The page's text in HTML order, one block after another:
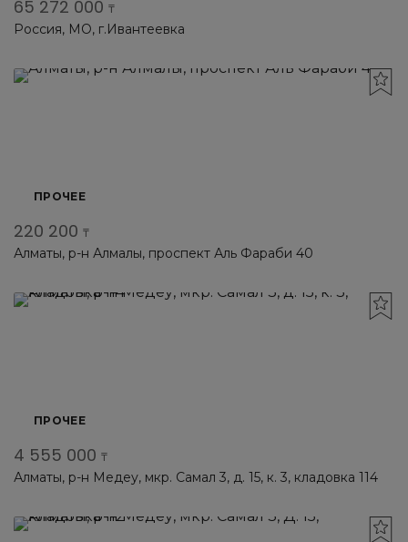
65 272 000 ₸
Россия, МО, г.Ивантеевка
ПРОЧЕЕ
220 200 ₸
Алматы, р-н Алмалы, проспект Аль Фараби 40
ПРОЧЕЕ
4 555 000 ₸
Алматы, р-н Медеу, мкр. Самал 3, д. 15, к. 3, кладовка 114